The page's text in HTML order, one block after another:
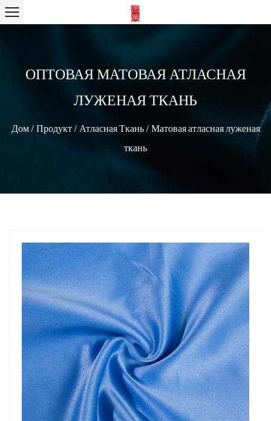
ОПТОВАЯ МАТОВАЯ АТЛАСНАЯ
ЛУЖЕНАЯ ТКАНЬ
Дом/ Продукт/ Атласная Ткань/ Матовая атласная луженая
ткань